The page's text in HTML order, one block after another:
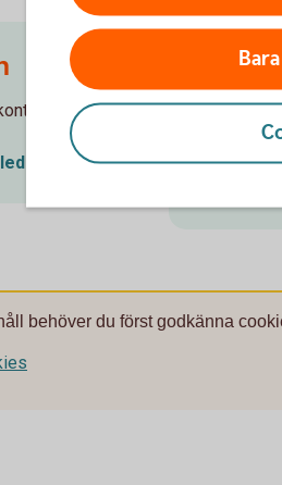
vi dig.
hjälper vi
behöver du först godkänna